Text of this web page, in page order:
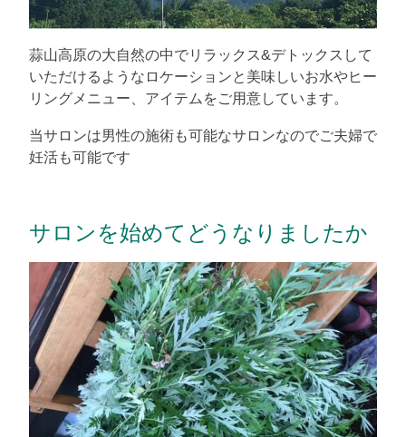
蒜山高原の大自然の中でリラックス&デトックスして
いただけるようなロケーションと美味しいお水やヒー
リングメニュー、アイテムをご用意しています。
当サロンは男性の施術も可能なサロンなのでご夫婦で
妊活も可能です
サロンを始めてどうなりましたか